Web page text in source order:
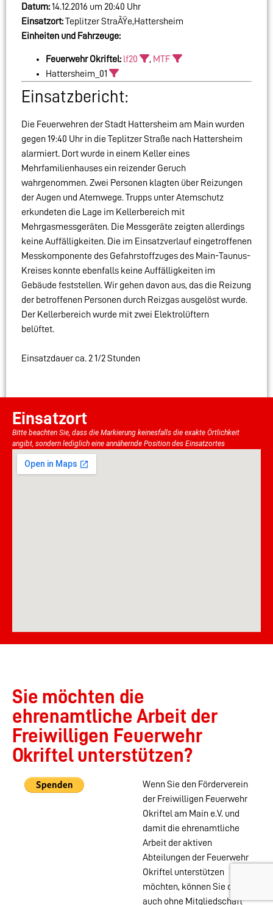
Datum:14.12.2016 um 20:40 Uhr
Einsatzort:Teplitzer StraÃŸe,Hattersheim
Einheiten und Fahrzeuge:
Feuerwehr Okriftel: lf20 , MTF
Hattersheim_01
Einsatzbericht:
Die Feuerwehren der Stadt Hattersheim am Main wurden
gegen 19:40 Uhr in die Teplitzer Straße nach Hattersheim
alarmiert. Dort wurde in einem Keller eines
Mehrfamilienhauses ein reizender Geruch
wahrgenommen. Zwei Personen klagten über Reizungen
der Augen und Atemwege. Trupps unter Atemschutz
erkundeten die Lage im Kellerbereich mit
Mehrgasmessgeräten. Die Messgeräte zeigten allerdings
keine Auffälligkeiten. Die im Einsatzverlauf eingetroffenen
Messkomponente des Gefahrstoffzuges des Main-Taunus-
Kreises konnte ebenfalls keine Auffälligkeiten im
Gebäude feststellen. Wir gehen davon aus, das die Reizung
der betroffenen Personen durch Reizgas ausgelöst wurde.
Der Kellerbereich wurde mit zwei Elektrolüftern
belüftet.
Einsatzdauer ca. 2 1/2 Stunden
Einsatzort
Bitte beachten Sie, dass die Markierung keinesfalls die exakte Örtlichkeit
angibt, sondern lediglich eine annähernde Position des Einsatzortes
Sie möchten die
ehrenamtliche Arbeit der
Freiwilligen Feuerwehr
Okriftel unterstützen?
Wenn Sie den Förderverein
der Freiwilligen Feuerwehr
Okriftel am Main e.V. und
damit die ehrenamtliche
Arbeit der aktiven
Abteilungen der Feuerwehr
Okriftel unterstützen
möchten, können Sie das
auch ohne Mitgliedschaft